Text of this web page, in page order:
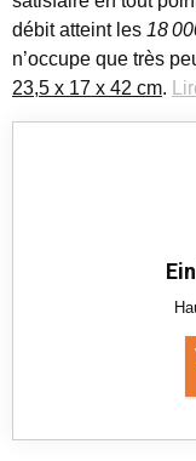
débit atteint les 18
n’occupe que très
23,5 x 17 x 42 cm.